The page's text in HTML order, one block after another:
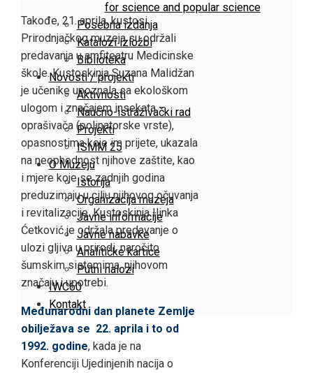
for science and popular science
Posebna izdanja
Katalozi izložbi
Biblioteka
Novosti / projekti
Aktivnosti
Naučno-istraživački rad
Projekti
ISMM 25
O Muzeju
Istorija
Organizacija muzeja
Javne informacije
Javne nabavke
Analitičke kartice
Putni nalozi
IWC60
Kontakt
Takođe, 21. aprila, kustosi
Prirodnjačkog muzeja su održali
predavanja u amfiteatru Medicinske
škole. Kustoskinja Suzana Malidžan
je učenike upoznala sa ekološkom
ulogom i značajem insekata –
oprašivača (polinatorske vrste),
opasnostima koje im prijete, ukazala
na neophodnost njihove zaštite, kao
i mjere koje se zadnjih godina
preduzimaju u cilju njihovog očuvanja
i revitalizacije. Kustoskinja Ilinka
Ćetković je održala predavanje o
ulozi gljiva u prirodi, naročito
šumskim sistemima, njihovom
značaju i upotrebi.
Međunarodni dan planete Zemlje
obilježava se 22. aprila i to od
1992. godine, kada je na
Konferenciji Ujedinjenih nacija o